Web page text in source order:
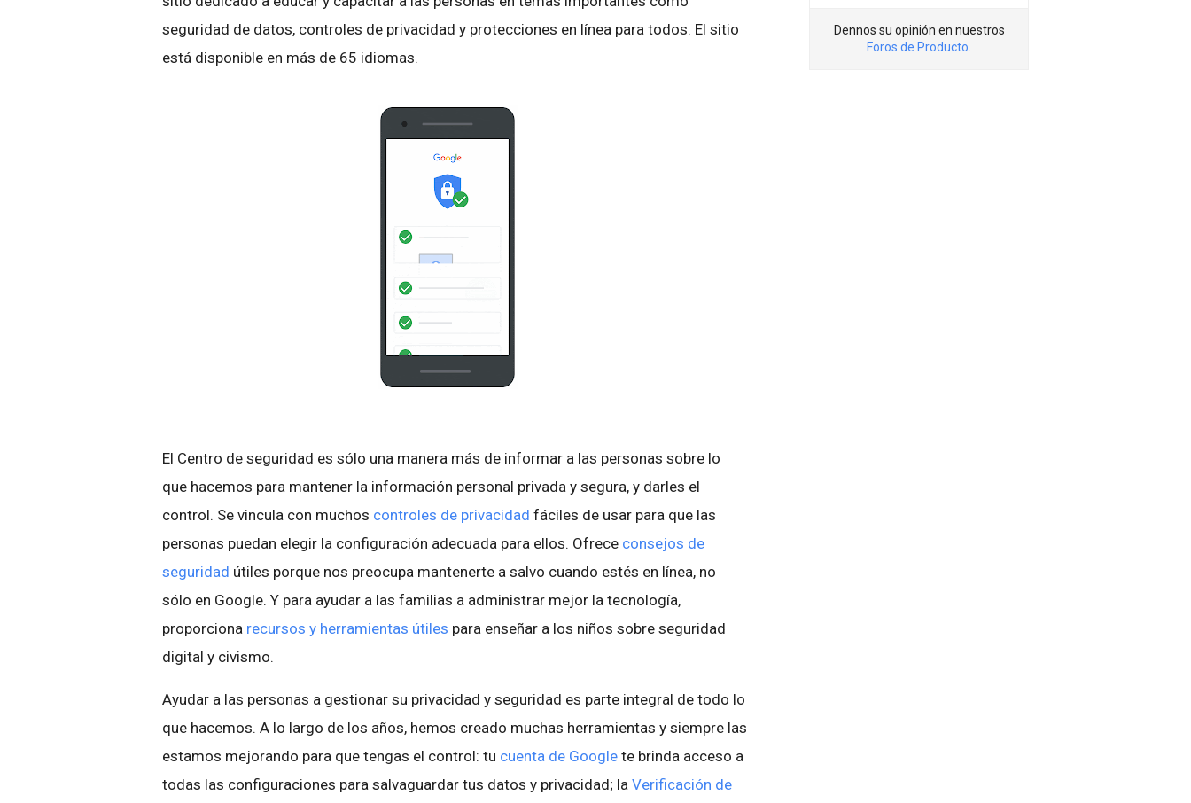
seguridad de datos, controles de privacidad y protecciones en línea para todos. El sitio
está disponible en más de 65 idiomas.
El Centro de seguridad es sólo una manera más de informar a las personas sobre lo
que hacemos para mantener la información personal privada y segura, y darles el
control. Se vincula con muchos controles de privacidad fáciles de usar para que las
personas puedan elegir la configuración adecuada para ellos. Ofrece consejos de
seguridad útiles porque nos preocupa mantenerte a salvo cuando estés en línea, no
sólo en Google. Y para ayudar a las familias a administrar mejor la tecnología,
proporciona recursos y herramientas útiles para enseñar a los niños sobre seguridad
digital y civismo.
Ayudar a las personas a gestionar su privacidad y seguridad es parte integral de todo lo
que hacemos. A lo largo de los años, hemos creado muchas herramientas y siempre las
estamos mejorando para que tengas el control: tu cuenta de Google te brinda acceso a
todas las configuraciones para salvaguardar tus datos y privacidad; la Verificación de
Dennos su opinión en nuestros
Foros de Producto